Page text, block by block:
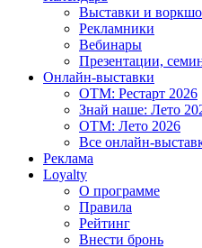
Выставки и
Рекламники
Вебинары
Презентации,
Онлайн-выставки
OTM: Рестарт 2026
Знай наше: Лето
OTM: Лето 2026
Все онлайн-
Реклама
Loyalty
О программе
Правила
Рейтинг
Внести бронь